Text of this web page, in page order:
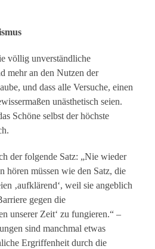
völlig unverständliche
mehr an den Nutzen der
und dass alle Versuche, einen
unästhetisch seien.
Schöne selbst der höchste
der folgende Satz: „Nie wieder
hören müssen wie den Satz, die
‚aufklärend‘, weil sie angeblich
gegen die
unserer Zeit‘ zu fungieren.“ –
sind manchmal etwas
Ergriffenheit durch die